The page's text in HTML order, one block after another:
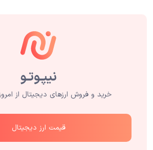
خرید و فروش ارزهای دیجیتال از
قیمت ارز دیجیتال